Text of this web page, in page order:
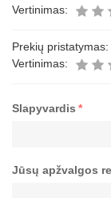
Vertinimas:
Prekių pristatymas:
Vertinimas:
*
Slapyvardis
Jūsų apžvalgos